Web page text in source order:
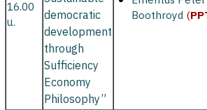
16.00
น.
democratic
development
through
Sufficiency
Economy
Philosophy”
Boothroyd (